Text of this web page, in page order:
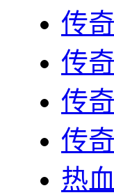
传
传
传
传
热